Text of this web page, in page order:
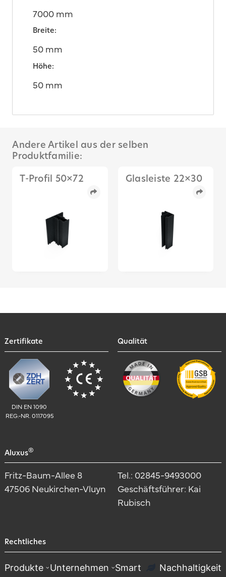
7000 mm
Breite:
50 mm
Höhe:
50 mm
Andere Artikel aus der selben
Produktfamilie:
T-Profil 50×72 Glasleiste 22×30
Zertifikate
DIN EN 1090
REG.-NR. 0117095
Qualität
Aluxus®
Fritz-Baum-Allee 8
47506 Neukirchen-Vluyn
Tel.: 02845-9493000
Geschäftsführer: Kai
Rubisch
Rechtliches
Produkte Unternehmen Smart Nachhaltigkeit